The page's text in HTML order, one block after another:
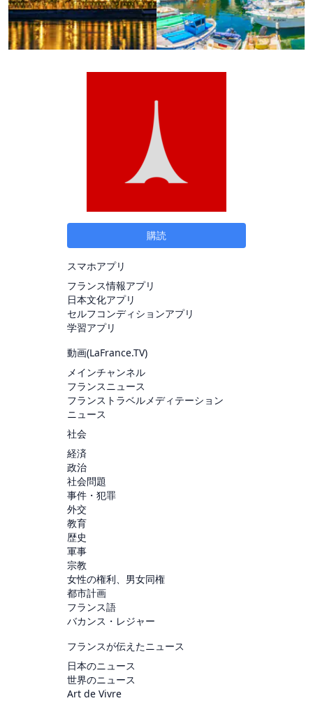
購読
スマホアプリ
フランス情報アプリ
日本文化アプリ
セルフコンディションアプリ
学習アプリ
動画(LaFrance.TV)
メインチャンネル
フランスニュース
フランストラベルメディテーション
ニュース
社会
経済
政治
社会問題
事件・犯罪
外交
教育
歴史
軍事
宗教
女性の権利、男女同権
都市計画
フランス語
バカンス・レジャー
フランスが伝えたニュース
日本のニュース
世界のニュース
Art de Vivre